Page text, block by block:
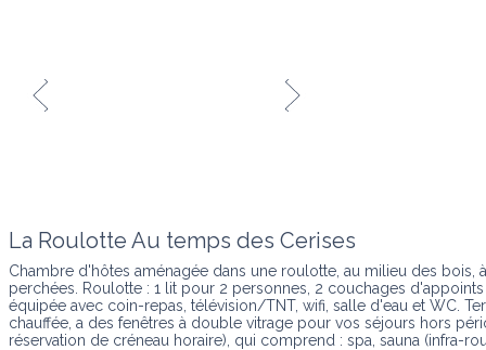
La Roulotte Au temps des Cerises
Chambre d'hôtes aménagée dans une roulotte, au milieu des
perchées. Roulotte : 1 lit pour 2 personnes, 2 couchages
équipée avec coin-repas, télévision/TNT, wifi, salle d'eau et WC.
chauffée, a des fenêtres à double vitrage pour vos séjours hors
réservation de créneau horaire), qui comprend : spa, sauna (infra-